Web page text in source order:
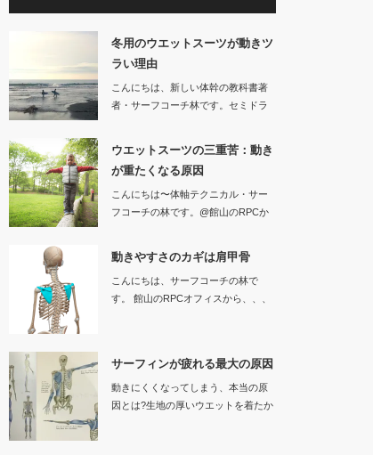
冬用のウエットスーツが動きツ
ラい理由
こんにちは、新しい体幹の教科書著
者・サーフコーチ林です。セミドラ
ウエットスーツの三重苦：動き
が重たくなる原因
こんにちは〜体軸テクニカル・サー
フコーチの林です。@館山のRPCか
動きやすさのカギは肩甲骨
こんにちは、サーフコーチの林で
す。 館山のRPCオフィスから、、、
サーフィンが疲れる最大の原因
動きにくくなってしまう、本当の原
因とは?生地の厚いウエットを着たか